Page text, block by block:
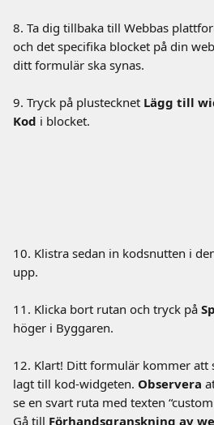
8. Ta dig tillbaka till Webbas
och det specifika blocket på din
ditt formulär ska synas.
9. Tryck på plustecknet Lägg till
Kod i blocket.
10. Klistra sedan in kodsnutten i
upp.
11. Klicka bort rutan och tryck på
höger i Byggaren.
12. Klart! Ditt formulär kommer att
lagt till kod-widgeten. Observera
se en svart ruta med texten
Gå till Förhandsgranskning av